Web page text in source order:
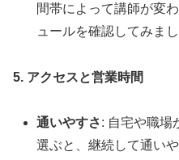
間帯によって講師が変
ュールを確認してみまし
5. アクセスと営業時間
通いやすさ: 自宅や職場
選ぶと、継続して通い